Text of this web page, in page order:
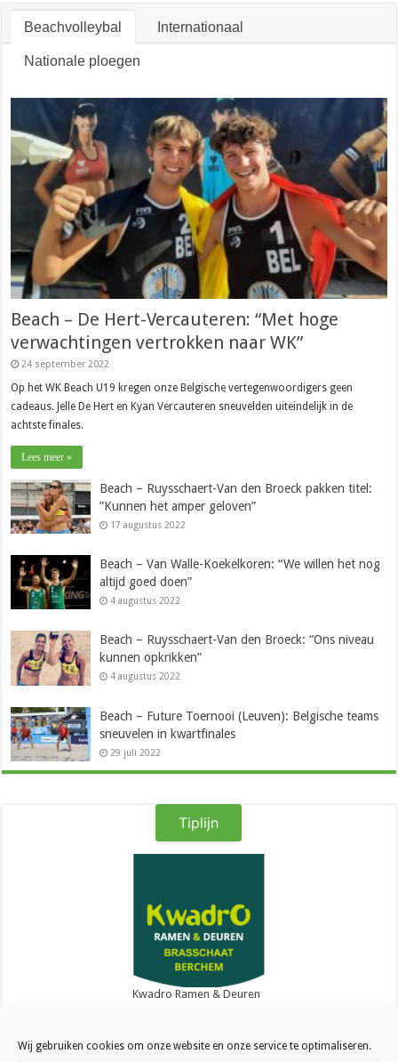
Wij gebruiken cookies om onze website en onze service te optimaliseren.
Beachvolleybal Internationaal
Nationale ploegen
Beach – De Hert-Vercauteren: “Met hoge
verwachtingen vertrokken naar WK”
24 september 2022
Op het WK Beach U19 kregen onze Belgische vertegenwoordigers geen
cadeaus. Jelle De Hert en Kyan Vercauteren sneuvelden uiteindelijk in de
achtste finales.
Lees meer »
Beach – Ruysschaert-Van den Broeck pakken titel:
”Kunnen het amper geloven”
17 augustus 2022
Beach – Van Walle-Koekelkoren: “We willen het nog
altijd goed doen”
4 augustus 2022
Beach – Ruysschaert-Van den Broeck: “Ons niveau
kunnen opkrikken”
4 augustus 2022
Beach – Future Toernooi (Leuven): Belgische teams
sneuvelen in kwartfinales
29 juli 2022
Tiplijn
Kwadro Ramen & Deuren